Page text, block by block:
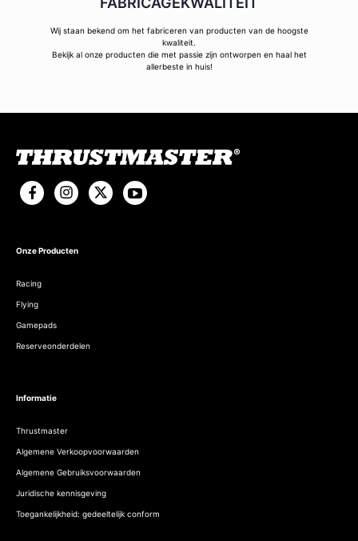
Wij staan bekend om het fabriceren van producten van de hoogste
kwaliteit.
Bekijk al onze producten die met passie zijn ontworpen en haal het
allerbeste in huis!
Onze Producten
Racing
Flying
Gamepads
Reserveonderdelen
Informatie
Thrustmaster
Algemene Verkoopvoorwaarden
Algemene Gebruiksvoorwaarden
Juridische kennisgeving
Toegankelijkheid: gedeeltelijk conform